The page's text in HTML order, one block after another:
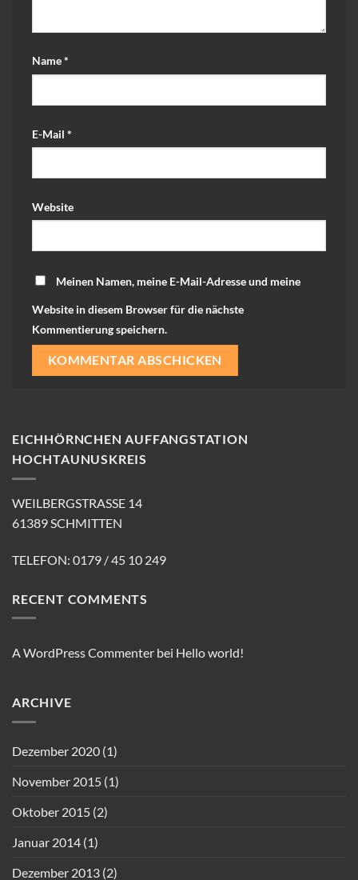
Name*
E-Mail *
Website
Meinen Namen, meine E-Mail-Adresse und meine
Website in diesem Browser für die nächste
Kommentierung speichern.
EICHHÖRNCHEN AUFFANGSTATION
HOCHTAUNUSKREIS
WEILBERGSTRASSE 14
61389 SCHMITTEN
TELEFON: 0179 / 45 10 249
RECENT COMMENTS
A WordPress Commenter bei Hello world!
ARCHIVE
Dezember 2020 (1)
November 2015 (1)
Oktober 2015 (2)
Januar 2014 (1)
Dezember 2013 (2)